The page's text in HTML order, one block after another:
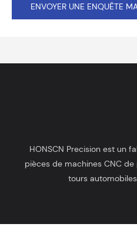
ENVOYER UNE ENQUÊTE
HONSCN Precision est un
pièces de machines CNC
tours